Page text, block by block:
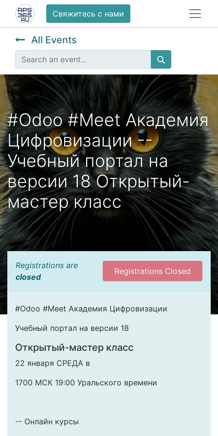
Свяжитесь с нами
All Events
#Odoo #Meet Академия
Цифровизации --
Учебный портал на
версии 18 Открытый-
мастер класс
Registrations are
closed
Registrations Closed
#Odoo #Meet Академия Цифровизации
Учебный портал на версии 18
Открытый-мастер класс
22 января СРЕДА в
1700 МСК 19:00 Уральского времени
-- Онлайн курсы